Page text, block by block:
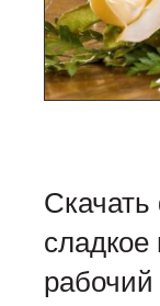
Скачать
рабочий